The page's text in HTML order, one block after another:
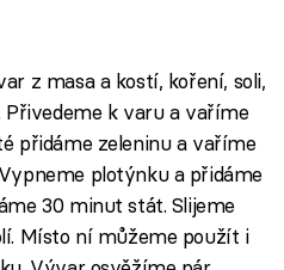
z masa a kostí, koření, soli,
Přivedeme k varu a vaříme
přidáme zeleninu a vaříme
plotýnku a přidáme
30 minut stát. Slijeme
Místo ní můžeme použít i